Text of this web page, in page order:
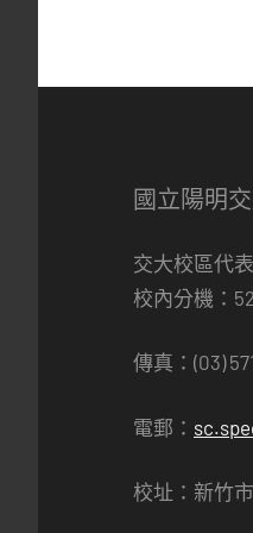
國立陽明
交大校區代表
校內分機：
傳真：(03)
電郵：
校址：新竹